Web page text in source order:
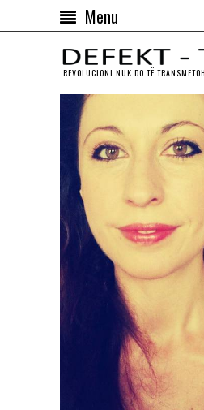
Menu
REVOLUCIONI NUK DO TЁ